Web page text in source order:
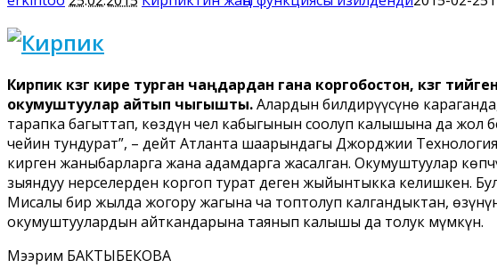
Кирпик көзгө кире турган чаңдардан гана коргобостон, көзгө
окумуштуулар айтып чыгышты.Алардын билдирүүсүнө
тарапка багыттап, көздүн чел кабыгынын соолуп калышына да жол
чейин тундурат”, – дейт Атланта шаарындагы Джорджии
кирген жаныбарларга жана адамдарга жасалган. Окумуштуулар
зыяндуу нерселерден коргоп турат деген жыйынтыкка келишкен.
Мисалы бир жылда жогору жагына чаң топтолуп калгандыктан,
окумуштуулардын айткандарына таянып калышы да толук мүмкүн.
Мээрим БАКТЫБЕКОВА